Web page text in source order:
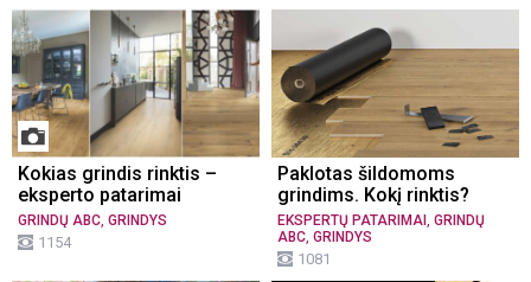
Kokias grindis rinktis –
eksperto patarimai
GRINDŲ ABC, GRINDYS
1154
Paklotas šildomoms
grindims. Kokį rinktis?
EKSPERTŲ PATARIMAI , GRINDŲ
ABC, GRINDYS
1081